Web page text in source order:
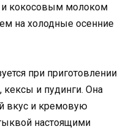
кокосовым молоком
на холодные осенние
при приготовлении
кексы и пудинги. Она
вкус и кремовую
настоящими